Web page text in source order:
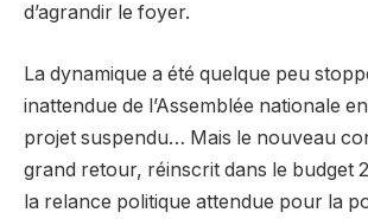
d’agrandir le foyer.
La dynamique a été quelque peu
inattendue de l’Assemblée nationale
projet suspendu… Mais le nouveau
grand retour, réinscrit dans le budget
la relance politique attendue pour la